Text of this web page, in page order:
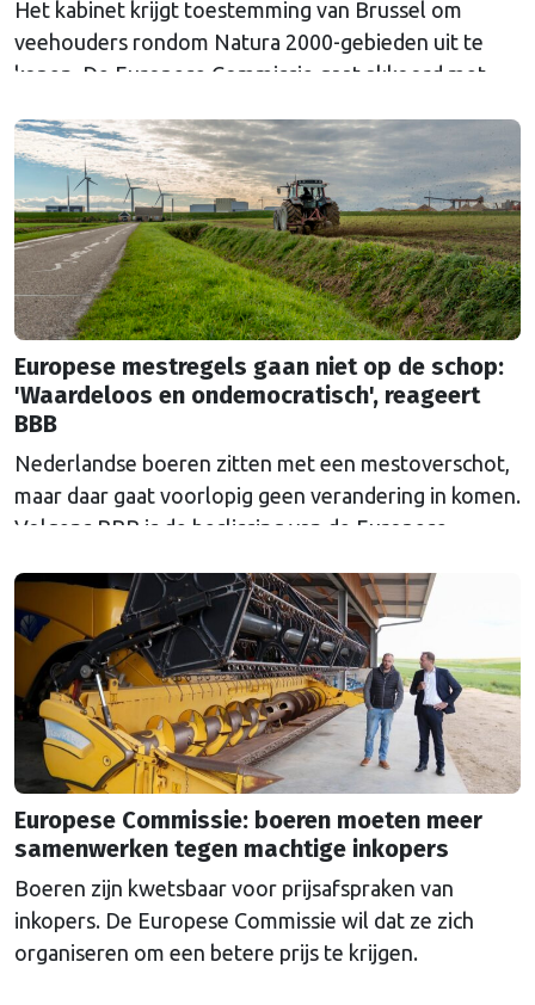
Het kabinet krijgt toestemming van Brussel om
veehouders rondom Natura 2000-gebieden uit te
kopen. De Europese Commissie gaat akkoord met
Europese mestregels gaan niet op de schop:
'Waardeloos en ondemocratisch', reageert
BBB
Nederlandse boeren zitten met een mestoverschot,
maar daar gaat voorlopig geen verandering in komen.
Volgens BBB is de beslissing van de Europese
Europese Commissie: boeren moeten meer
samenwerken tegen machtige inkopers
Boeren zijn kwetsbaar voor prijsafspraken van
inkopers. De Europese Commissie wil dat ze zich
organiseren om een betere prijs te krijgen.